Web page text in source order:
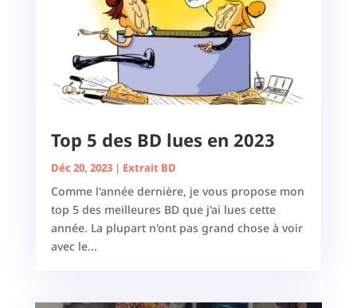
Top 5 des BD lues en 2023
Déc 20, 2023| Extrait BD
Comme l'année dernière, je vous propose mon
top 5 des meilleures BD que j'ai lues cette
année. La plupart n'ont pas grand chose à voir
avec le...